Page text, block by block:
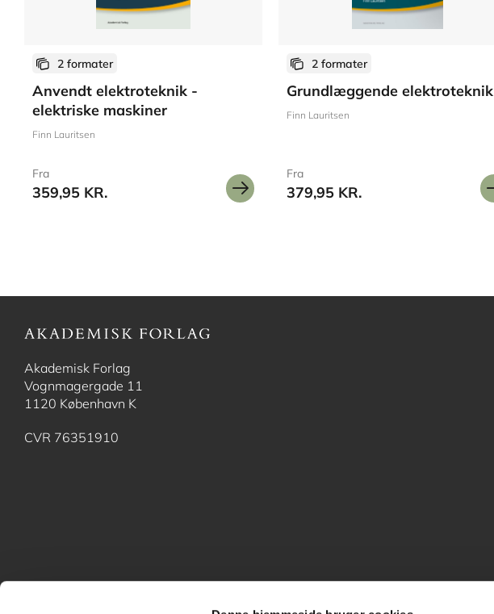
2 formater
Anvendt elektroteknik -
elektriske maskiner
Finn Lauritsen
Fra
359,95 KR.
2 formater
Grundlæggende elektroteknik
Finn Lauritsen
Fra
379,95 KR.
Akademisk Forlag
Vognmagergade 11
1120 København K
CVR 76351910